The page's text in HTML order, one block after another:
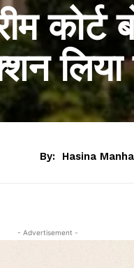
कोर्ट
लिया
By: Hasina
- Advertisement -